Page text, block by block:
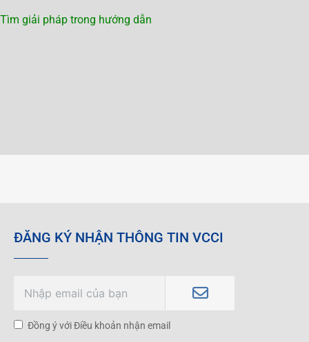
Tìm giải pháp trong hướng dẫn
ĐĂNG KÝ NHẬN THÔNG TIN VCCI
Đồng ý với Điều khoản nhận email